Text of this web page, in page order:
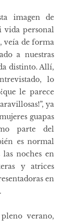
imagen de
personal
veía de forma
a nuestras
distinto. Allí,
lo
le parece
ya
guapas
parte del
es normal
las noches en
y atrices
en
verano,